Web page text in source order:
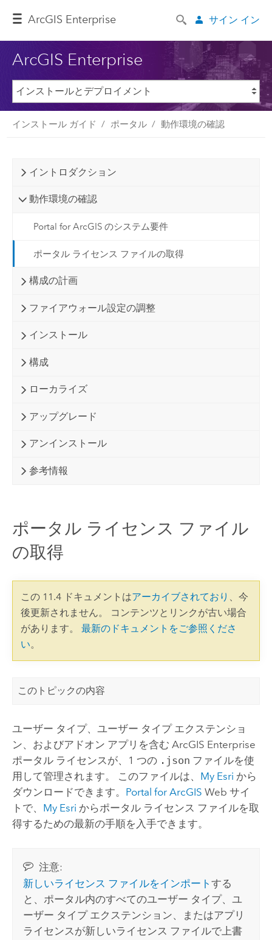
ArcGIS Enterprise サイン イン
ArcGIS Enterprise
インストール ガイド ポータル 動作環境の確認
イントロダクション
動作環境の確認
Portal for ArcGIS のシステム要件
ポータル ライセンス ファイルの取得
構成の計画
ファイアウォール設定の調整
インストール
構成
ローカライズ
アップグレード
アンインストール
参考情報
ポータル ライセンス ファイル
の取得
この 11.4 ドキュメントはアーカイブされており 、今
後更新されません。 コンテンツとリンクが古い場合
があります。 最新のドキュメントをご参照くださ
い。
このトピックの内容
ユーザー タイプ、ユーザー タイプ エクステンショ
ン、およびアドオン アプリを含む ArcGIS Enterprise
ポータル ライセンスが、1 つの .json ファイルを使
用して管理されます。 このファイルは、 My Esri から
ダウンロードできます。 Portal for ArcGIS Web サイ
トで、 My Esri からポータル ライセンス ファイルを取
得するための最新の手順を入手できます。
注意:
新しいライセンス ファイルをインポートする
と、ポータル内のすべてのユーザー タイプ、ユ
ーザー タイプ エクステンション、またはアプリ
ライセンスが新しいライセンス ファイルで上書